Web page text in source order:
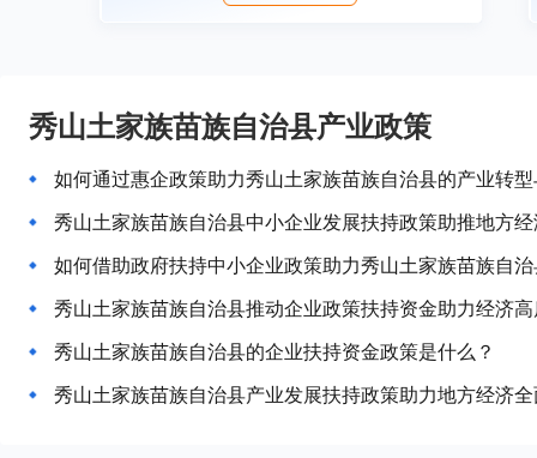
秀山土家族苗族自治县产业政策
如何通过惠企政策助力秀山土家族苗族自治县的产业转
秀山土家族苗族自治县中小企业发展扶持政策助推地方
如何借助政府扶持中小企业政策助力秀山土家族苗族自
秀山土家族苗族自治县推动企业政策扶持资金助力经济
秀山土家族苗族自治县的企业扶持资金政策是什么？
秀山土家族苗族自治县产业发展扶持政策助力地方经济